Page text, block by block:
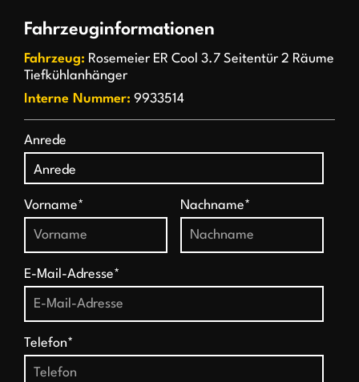
Fahrzeuginformationen
Fahrzeug: Rosemeier ER Cool 3.7 Seitentür 2 Räume
Tiefkühlanhänger
Interne Nummer: 9933514
Anrede
Vorname* Nachname*
E-Mail-Adresse*
Telefon*